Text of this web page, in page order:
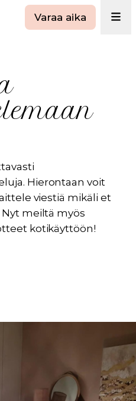
Varaa aika
Hierontaan voit
viestiä mikäli et
Nyt meiltä myös
kotikäyttöön!